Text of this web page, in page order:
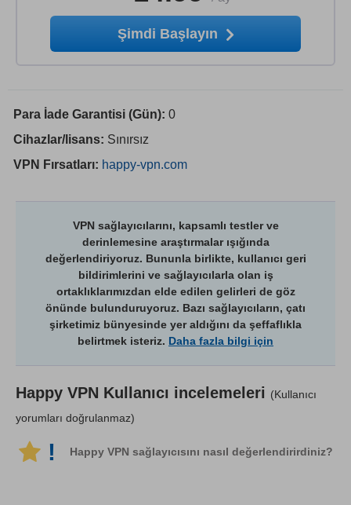
Şimdi Başlayın
Para İade Garantisi (Gün): 0
Cihazlar/lisans: Sınırsız
VPN Fırsatları: happy-vpn.com
VPN sağlayıcılarını, kapsamlı testler ve
derinlemesine araştırmalar ışığında
değerlendiriyoruz. Bununla birlikte, kullanıcı geri
bildirimlerini ve sağlayıcılarla olan iş
ortaklıklarımızdan elde edilen gelirleri de göz
önünde bulunduruyoruz. Bazı sağlayıcıların, çatı
şirketimiz bünyesinde yer aldığını da şeffaflıkla
belirtmek isteriz. Daha fazla bilgi için
Happy VPN Kullanıcı incelemeleri (Kullanıcı
yorumları doğrulanmaz)
! Happy VPN sağlayıcısını nasıl değerlendirirdiniz?